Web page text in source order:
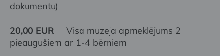
dokumentu)
20,00 EUR Visa muzeja apmeklējums 2
pieaugušiem ar 1-4 bērniem